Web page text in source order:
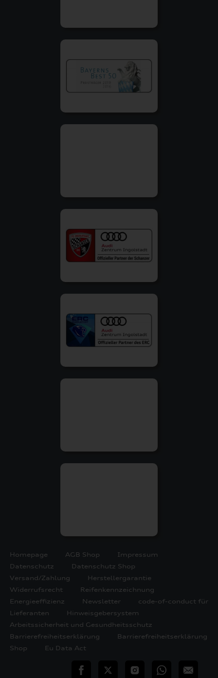
Homepage AGB Shop
Impressum
Datenschutz
Datenschutz Shop
Versand/Zahlung
Herstellergarantie
Widerrufsrecht
Reifenkennzeichnung
Energieeffizienz
Newsletter
code-of-conduct für
Lieferanten
Hinweisgebersystem
Arbeitssicherheit und Gesundheitsschutz
Barrierefreiheitserklärung
Barrierefreiheitserklärung
Shop
Eu Data Act
teilen Twitter InstagramWhatsApp
E-